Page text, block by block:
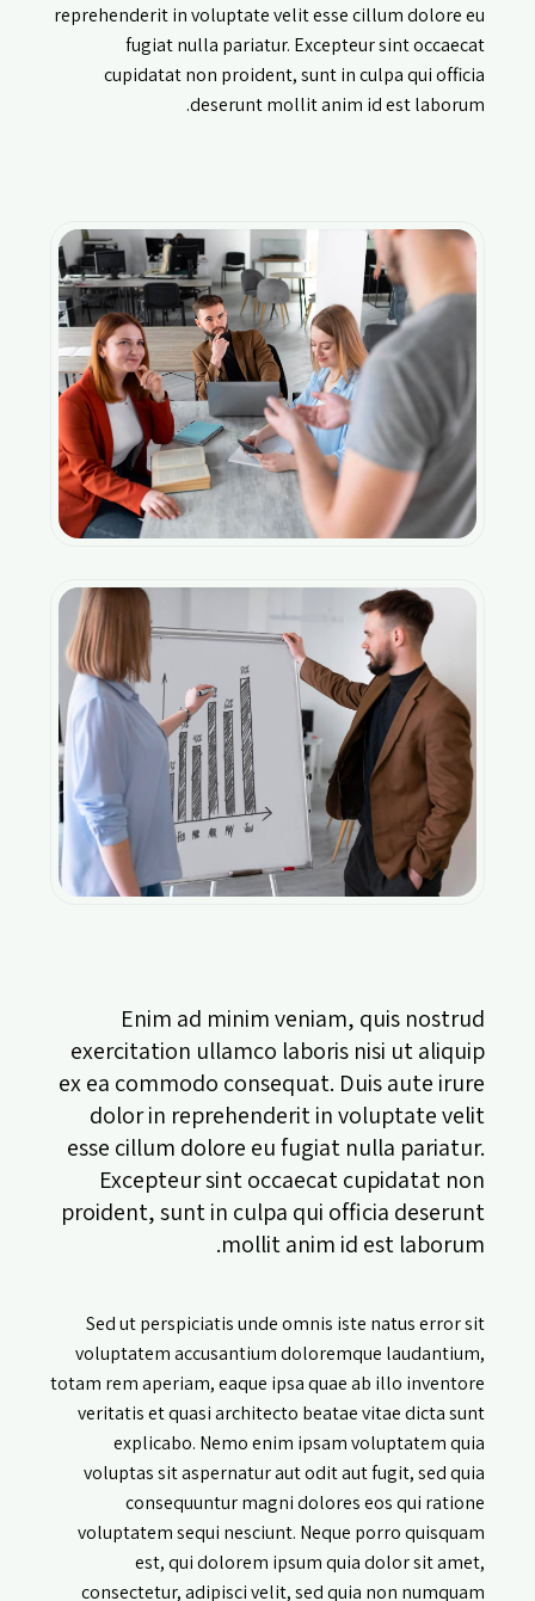
reprehenderit in voluptate velit esse cillum dolore eu
fugiat nulla pariatur. Excepteur sint occaecat
cupidatat non proident, sunt in culpa qui officia
deserunt mollit anim id est laborum.
Enim ad minim veniam, quis nostrud
exercitation ullamco laboris nisi ut aliquip
ex ea commodo consequat. Duis aute irure
dolor in reprehenderit in voluptate velit
esse cillum dolore eu fugiat nulla pariatur.
Excepteur sint occaecat cupidatat non
proident, sunt in culpa qui officia deserunt
mollit anim id est laborum.
Sed ut perspiciatis unde omnis iste natus error sit
voluptatem accusantium doloremque laudantium,
totam rem aperiam, eaque ipsa quae ab illo inventore
veritatis et quasi architecto beatae vitae dicta sunt
explicabo. Nemo enim ipsam voluptatem quia
voluptas sit aspernatur aut odit aut fugit, sed quia
consequuntur magni dolores eos qui ratione
voluptatem sequi nesciunt. Neque porro quisquam
est, qui dolorem ipsum quia dolor sit amet,
consectetur, adipisci velit, sed quia non numquam